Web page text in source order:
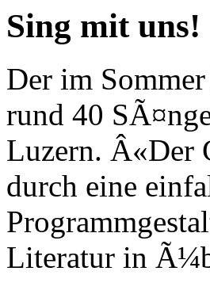
Sing mit uns!
Der im
rund 40
Luzern. Â«Der
durch eine
Literatur in